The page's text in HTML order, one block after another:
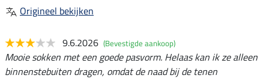
Origineel bekijken
9.6.2026 (Bevestigde aankoop)
Mooie sokken met een goede pasvorm. Helaas kan ik ze alleen
binnenstebuiten dragen, omdat de naad bij de tenen